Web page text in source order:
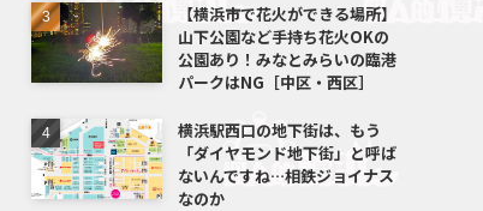
【横浜市で花火ができる場所】
山下公園など手持ち花火OKの
公園あり！みなとみらいの臨港
パークはNG［中区・西区］
横浜駅西口の地下街は、もう
「ダイヤモンド地下街」と呼ば
ないんですね…相鉄ジョイナス
なのか